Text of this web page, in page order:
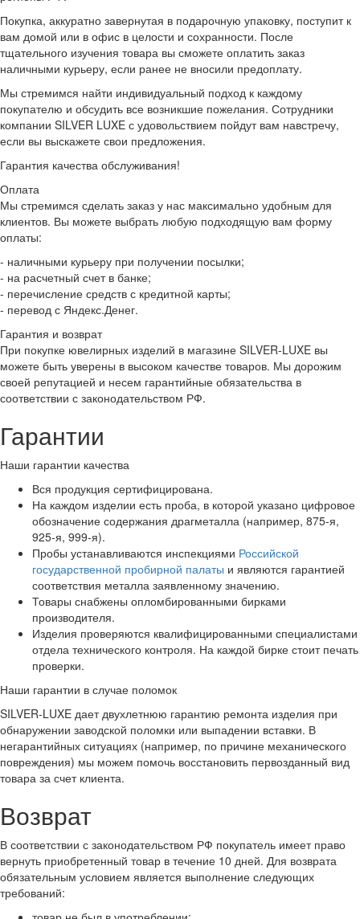
Покупка, аккуратно завернутая в подарочную упаковку, поступит к
вам домой или в офис в целости и сохранности. После
тщательного изучения товара вы сможете оплатить заказ
наличными курьеру, если ранее не вносили предоплату.
Мы стремимся найти индивидуальный подход к каждому
покупателю и обсудить все возникшие пожелания. Сотрудники
компании SILVER LUXE с удовольствием пойдут вам навстречу,
если вы выскажете свои предложения.
Гарантия качества обслуживания!
Оплата
Мы стремимся сделать заказ у нас максимально удобным для
клиентов. Вы можете выбрать любую подходящую вам форму
оплаты:
- наличными курьеру при получении посылки;
- на расчетный счет в банке;
- перечисление средств с кредитной карты;
- перевод с Яндекс.Денег.
Гарантия и возврат
При покупке ювелирных изделий в магазине SILVER-LUXE вы
можете быть уверены в высоком качестве товаров. Мы дорожим
своей репутацией и несем гарантийные обязательства в
соответствии с законодательством РФ.
Гарантии
Наши гарантии качества
Вся продукция сертифицирована.
На каждом изделии есть проба, в которой указано цифровое
обозначение содержания драгметалла (например, 875-я,
925-я, 999-я).
Пробы устанавливаются инспекциями Российской
государственной пробирной палаты и являются гарантией
соответствия металла заявленному значению.
Товары снабжены опломбированными бирками
производителя.
Изделия проверяются квалифицированными специалистами
отдела технического контроля. На каждой бирке стоит печать
проверки.
Наши гарантии в случае поломок
SILVER-LUXE дает двухлетнюю гарантию ремонта изделия при
обнаружении заводской поломки или выпадении вставки. В
негарантийных ситуациях (например, по причине механического
повреждения) мы можем помочь восстановить первозданный вид
товара за счет клиента.
Возврат
В соответствии с законодательством РФ покупатель имеет право
вернуть приобретенный товар в течение 10 дней. Для возврата
обязательным условием является выполнение следующих
требований: